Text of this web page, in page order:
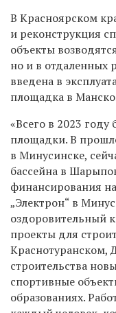
В Красноярском
и реконструкция
объекты
но и в отдаленных
введена в
площадка в
«Всего в 2023
площадки. В
в Минусинске,
бассейна в
финансирования
„Электрон“ в
оздоровительный
проекты для
строительства
спортивные
образованиях.